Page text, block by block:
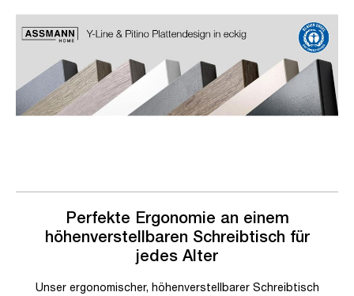
Perfekte Ergonomie an einem
höhenverstellbaren Schreibtisch für
jedes Alter
Unser ergonomischer, höhenverstellbarer Schreibtisch